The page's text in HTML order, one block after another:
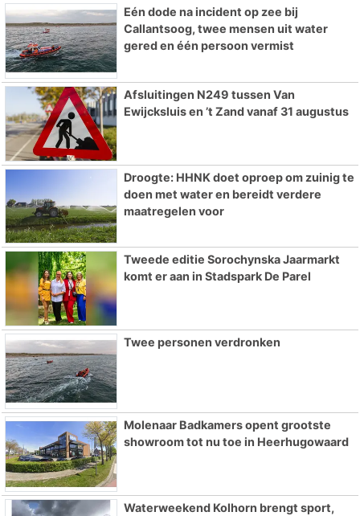
Eén dode na incident op zee bij
Callantsoog, twee mensen uit water
gered en één persoon vermist
Afsluitingen N249 tussen Van
Ewijcksluis en ’t Zand vanaf 31 augustus
Droogte: HHNK doet oproep om zuinig te
doen met water en bereidt verdere
maatregelen voor
Tweede editie Sorochynska Jaarmarkt
komt er aan in Stadspark De Parel
Twee personen verdronken
Molenaar Badkamers opent grootste
showroom tot nu toe in Heerhugowaard
Waterweekend Kolhorn brengt sport,